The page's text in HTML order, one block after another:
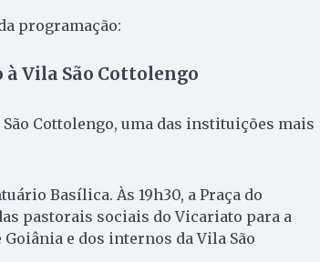
programação:
à Vila São Cottolengo
Cottolengo, uma das instituições mais
Basílica. Às 19h30, a Praça do
pastorais sociais do Vicariato para a
e dos internos da Vila São